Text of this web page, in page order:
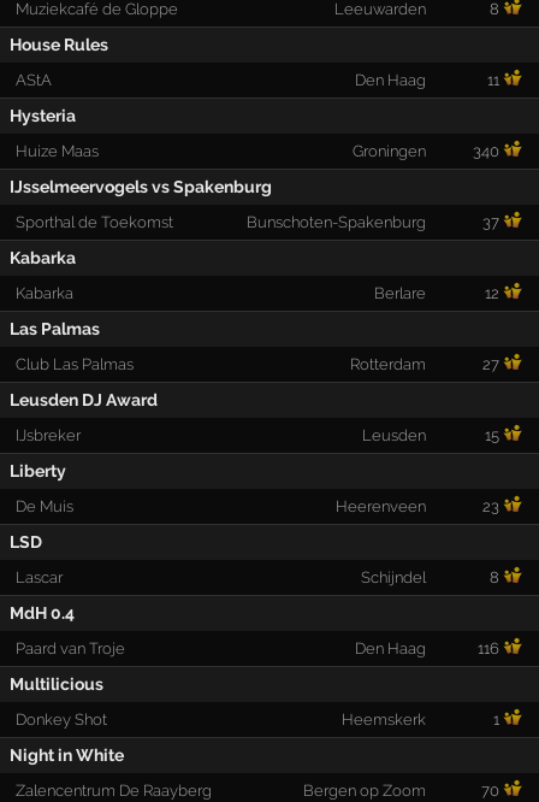
Muziekcafé de Gloppe Leeuwarden 8
House Rules
AStA Den Haag 11
Hysteria
Huize Maas Groningen 340
IJsselmeervogels vs Spakenburg
Sporthal de Toekomst Bunschoten-Spakenburg 37
Kabarka
Kabarka Berlare 12
Las Palmas
Club Las Palmas Rotterdam 27
Leusden DJ Award
IJsbreker Leusden 15
Liberty
De Muis Heerenveen 23
LSD
Lascar Schijndel 8
MdH 0.4
Paard van Troje Den Haag 116
Multilicious
Donkey Shot Heemskerk 1
Night in White
Zalencentrum De Raayberg Bergen op Zoom 70